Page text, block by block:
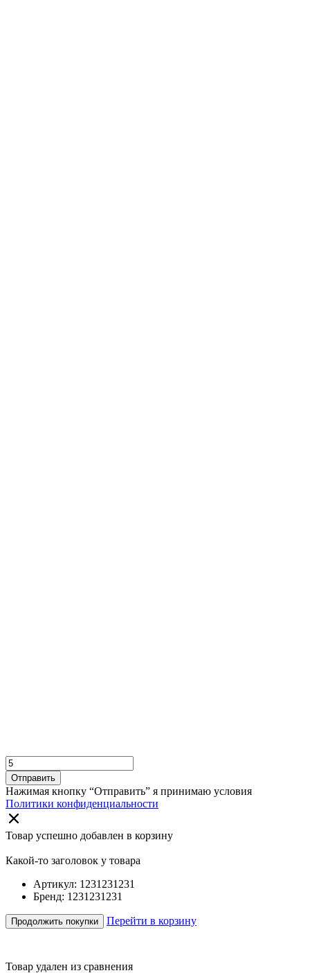
Отправить
Нажимая кнопку “Отправить” я принимаю условия
Политики конфиденциальности
Товар успешно добавлен в корзину
Какой-то заголовок у товара
Артикул: 1231231231
Бренд: 1231231231
Продолжить покупки Перейти в корзину
Товар удален из сравнения